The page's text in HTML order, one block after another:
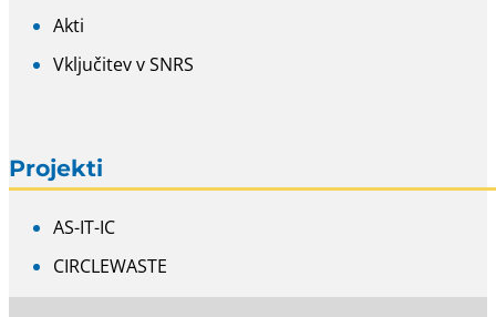
Akti
Vključitev v SNRS
Projekti
AS-IT-IC
CIRCLEWASTE